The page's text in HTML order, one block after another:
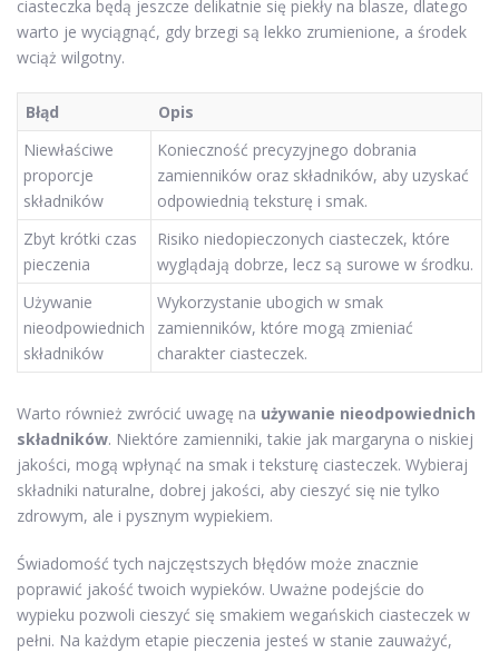
ciasteczka będą jeszcze delikatnie się piekły na blasze, dlatego
warto je wyciągnąć, gdy brzegi są lekko zrumienione, a środek
wciąż wilgotny.
Błąd
Opis
Niewłaściwe
proporcje
składników
Konieczność precyzyjnego dobrania
zamienników oraz składników, aby uzyskać
odpowiednią teksturę i smak.
Zbyt krótki czas
pieczenia
Risiko niedopieczonych ciasteczek, które
wyglądają dobrze, lecz są surowe w środku.
Używanie
nieodpowiednich
składników
Wykorzystanie ubogich w smak
zamienników, które mogą zmieniać
charakter ciasteczek.
Warto również zwrócić uwagę na używanie nieodpowiednich
składników. Niektóre zamienniki, takie jak margaryna o niskiej
jakości, mogą wpłynąć na smak i teksturę ciasteczek. Wybieraj
składniki naturalne, dobrej jakości, aby cieszyć się nie tylko
zdrowym, ale i pysznym wypiekiem.
Świadomość tych najczęstszych błędów może znacznie
poprawić jakość twoich wypieków. Uważne podejście do
wypieku pozwoli cieszyć się smakiem wegańskich ciasteczek w
pełni. Na każdym etapie pieczenia jesteś w stanie zauważyć,